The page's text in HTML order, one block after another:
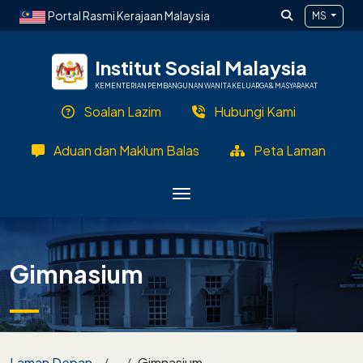
Langkau ke kandungan utama
Portal Rasmi Kerajaan Malaysia MS
Institut Sosial Malaysia
KEMENTERIAN PEMBANGUNAN WANITA KELUARGA & MASYARAKAT
Soalan Lazim Hubungi Kami
Aduan dan Maklum Balas Peta Laman
Gimnasium